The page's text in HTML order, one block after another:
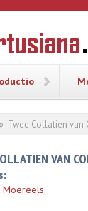
hier
» Twee Collatien van
VAN
Moereels